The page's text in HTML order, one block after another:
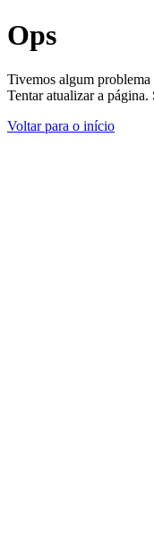
Ops
Tivemos algum
Tentar atualizar a
Voltar para o início